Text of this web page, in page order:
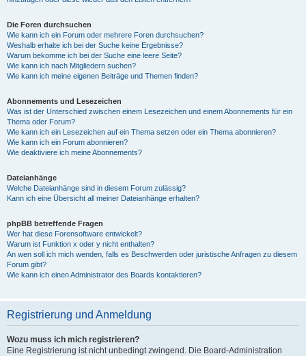
Die Foren durchsuchen
Wie kann ich ein Forum oder mehrere Foren durchsuchen?
Weshalb erhalte ich bei der Suche keine Ergebnisse?
Warum bekomme ich bei der Suche eine leere Seite?
Wie kann ich nach Mitgliedern suchen?
Wie kann ich meine eigenen Beiträge und Themen finden?
Abonnements und Lesezeichen
Was ist der Unterschied zwischen einem Lesezeichen und einem Abonnements für ein
Thema oder Forum?
Wie kann ich ein Lesezeichen auf ein Thema setzen oder ein Thema abonnieren?
Wie kann ich ein Forum abonnieren?
Wie deaktiviere ich meine Abonnements?
Dateianhänge
Welche Dateianhänge sind in diesem Forum zulässig?
Kann ich eine Übersicht all meiner Dateianhänge erhalten?
phpBB betreffende Fragen
Wer hat diese Forensoftware entwickelt?
Warum ist Funktion x oder y nicht enthalten?
An wen soll ich mich wenden, falls es Beschwerden oder juristische Anfragen zu diesem
Forum gibt?
Wie kann ich einen Administrator des Boards kontaktieren?
Registrierung und Anmeldung
Wozu muss ich mich registrieren?
Eine Registrierung ist nicht unbedingt zwingend. Die Board-Administration